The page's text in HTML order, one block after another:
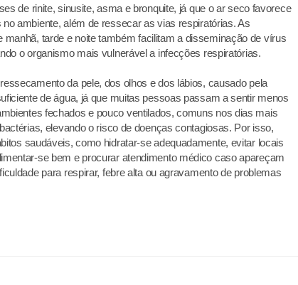
de rinite, sinusite, asma e bronquite, já que o ar seco favorece
ambiente, além de ressecar as vias respiratórias. As
tarde e noite também facilitam a disseminação de vírus
o organismo mais vulnerável a infecções respiratórias.
da pele, dos olhos e dos lábios, causado pela
de água, já que muitas pessoas passam a sentir menos
fechados e pouco ventilados, comuns nos dias mais
elevando o risco de doenças contagiosas. Por isso,
saudáveis, como hidratar-se adequadamente, evitar locais
se bem e procurar atendimento médico caso apareçam
para respirar, febre alta ou agravamento de problemas